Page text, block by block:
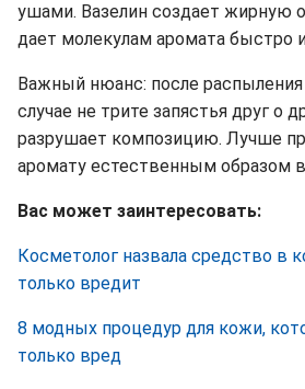
ушами. Вазелин создает жирную
дает молекулам аромата быстро
Важный нюанс: после
случае не трите запястья друг о
разрушает композицию. Лучше
аромату естественным образом
Вас может заинтересовать:
Косметолог назвала средство в
только вредит
8 модных процедур для кожи,
только вред